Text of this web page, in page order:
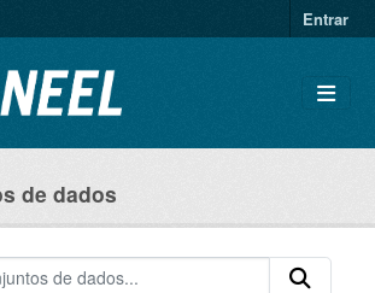
Entrar
de dados